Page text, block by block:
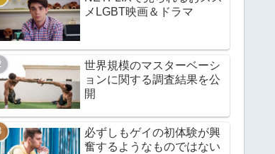
メLGBT映画＆ドラマ
世界規模のマスターベーシ
ョンに関する調査結果を公
開
必ずしもゲイの初体験が興
奮するようなものではない